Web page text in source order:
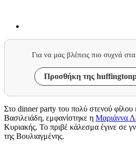
Για να μας βλέπεις πιο συχνά
Προσθήκη της
Στο dinner party του πολύ στενού φίλου
Βασιλειάδη, εμφανίστηκε η Μαριάννα
Κυριακής. Το πριβέ κάλεσμα έγινε σε
της Βουλιαγμένης.